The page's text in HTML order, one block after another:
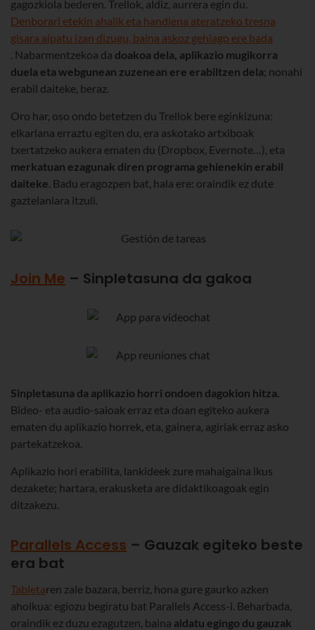
gagozkiola bederen. Trellok, aldiz, aurrera egin du.
Denborari etekin ahalik eta handiena ateratzeko tresna
gisara aipatu izan dizugu, baina askoz gehiago ere bada
. Nabarmentzekoa da doakoa dela, aplikazio mugikorra
duela eta webgunean zuzenean ere erabiltzen dela; nonahi
erabil daiteke, beraz.
Oro har, oso ondo betetzen du Trellok bere eginkizuna:
elkarlana erraztu egiten du, era askotako artxiboak
txertatzeko aukera ematen du (Dropbox, Evernote…), eta
merkatuan ezagunak diren programa gehienekin erabil
daiteke. Badu eragozpen bat, hala ere: oraindik ez dute
gaztelaniara itzuli.
Join Me – Sinpletasuna da gakoa
Sinpletasuna da aplikazio horri ondoen dagokion hitza.
Bideo- eta audio-saioak erraz eta doan egiteko aukera
ematen du aplikazio horrek, eta, gainera, agiriak erraz asko
partekatzekoa.
Aplikazio hori erabilita, lankideek zure mahaigaina ikus
dezakete; hartara, erakusketa are didaktikoagoak egin
ditzakezu.
Parallels Access – Gauzak egiteko beste
era bat
Tabletaren zale bazara, berriz, hona gure gaurko azken
aholkua: egiozu begiratu bat Parallels Access-i. Beharbada,
oraindik ez duzu ezagutzen, baina aldatu egingo du gauzak